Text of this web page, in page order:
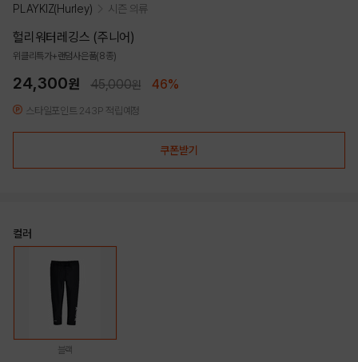
PLAYKIZ(Hurley) 시즌 의류
헐리워터레깅스 (주니어)
위클리특가+랜덤사은품(8종)
24,300원 45,000원 46%
스타일포인트 243P 적립예정
쿠폰받기
컬러
블랙